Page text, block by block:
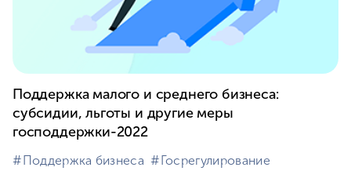
Поддержка малого и среднего бизнеса:
субсидии, льготы и другие меры
господдержки-2022
#⁣Поддержка бизнеса #⁣Госрегулирование